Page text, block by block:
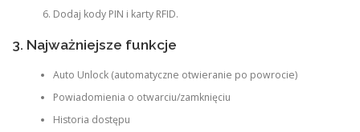
Dodaj kody PIN i karty RFID.
3. Najważniejsze funkcje
Auto Unlock (automatyczne otwieranie po powrocie)
Powiadomienia o otwarciu/zamknięciu
Historia dostępu